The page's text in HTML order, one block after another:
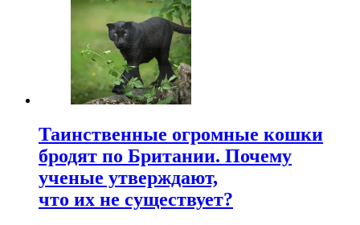
Таинственные огромные кошки
бродят по Британии. Почему
ученые утверждают,
что их не существует?